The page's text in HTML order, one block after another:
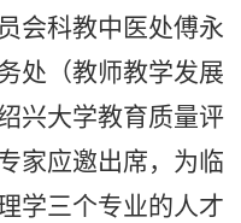
会科教中医处傅永
处（教师教学发展
兴大学教育质量评
家应邀出席，为临
学三个专业的人才